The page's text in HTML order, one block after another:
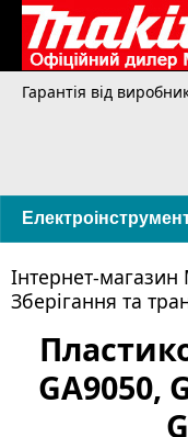
Гарантія від
Інтернет-магазин
Зберігання та
GA9050,